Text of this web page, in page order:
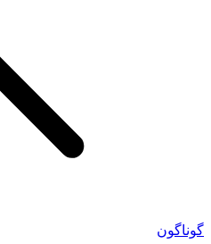
گوناگون